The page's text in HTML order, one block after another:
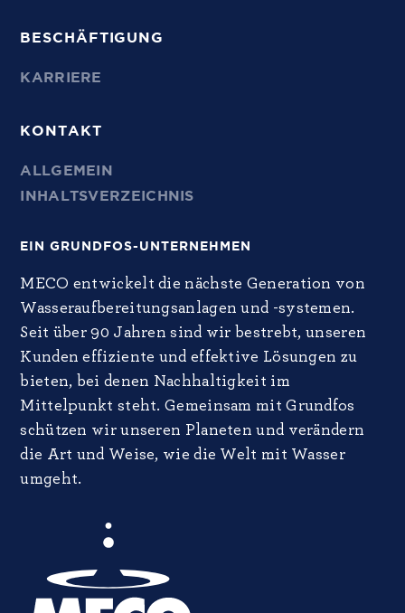
BESCHÄFTIGUNG
KARRIERE
KONTAKT
ALLGEMEIN
INHALTSVERZEICHNIS
EIN GRUNDFOS-UNTERNEHMEN
MECO entwickelt die nächste Generation von
Wasseraufbereitungsanlagen und -systemen.
Seit über 90 Jahren sind wir bestrebt, unseren
Kunden effiziente und effektive Lösungen zu
bieten, bei denen Nachhaltigkeit im
Mittelpunkt steht. Gemeinsam mit Grundfos
schützen wir unseren Planeten und verändern
die Art und Weise, wie die Welt mit Wasser
umgeht.